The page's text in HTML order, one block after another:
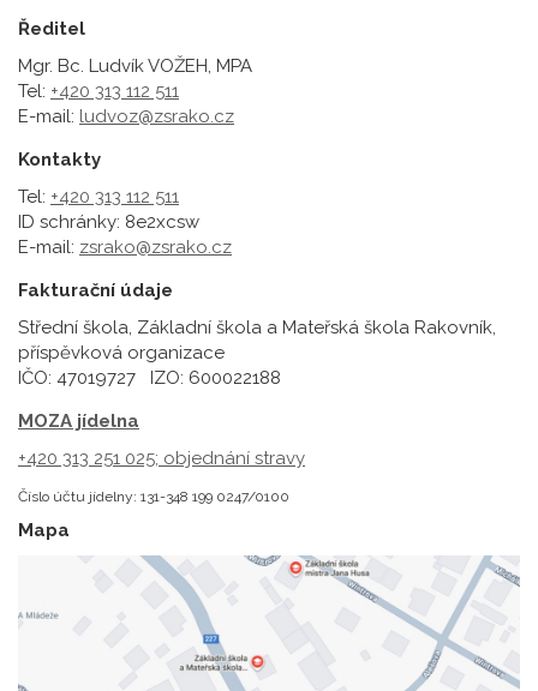
Ředitel
Mgr. Bc. Ludvík VOŽEH, MPA
Tel: +420 313 112 511
E-mail: ludvoz@zsrako.cz
Kontakty
Tel: +420 313 112 511
ID schránky: 8e2xcsw
E-mail: zsrako@zsrako.cz
Fakturační údaje
Střední škola, Základní škola a Mateřská škola Rakovník,
příspěvková organizace
IČO: 47019727 IZO: 600022188
MOZA jídelna
+420 313 251 025; objednání stravy
Číslo účtu jídelny: 131-348 199 0247/0100
Mapa